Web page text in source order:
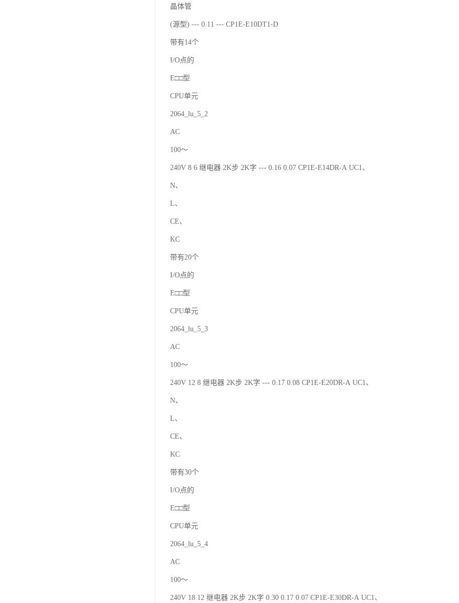
晶体管
(源型) --- 0.11 --- CP1E-E10DT1-D
带有14个
I/O点的
E□□型
CPU单元
2064_lu_5_2
AC
100～
240V 8 6 继电器 2K步 2K字 --- 0.16 0.07 CP1E-E14DR-A UC1、
N、
L、
CE、
KC
带有20个
I/O点的
E□□型
CPU单元
2064_lu_5_3
AC
100～
240V 12 8 继电器 2K步 2K字 --- 0.17 0.08 CP1E-E20DR-A UC1、
N、
L、
CE、
KC
带有30个
I/O点的
E□□型
CPU单元
2064_lu_5_4
AC
100～
240V 18 12 继电器 2K步 2K字 0.30 0.17 0.07 CP1E-E30DR-A UC1、